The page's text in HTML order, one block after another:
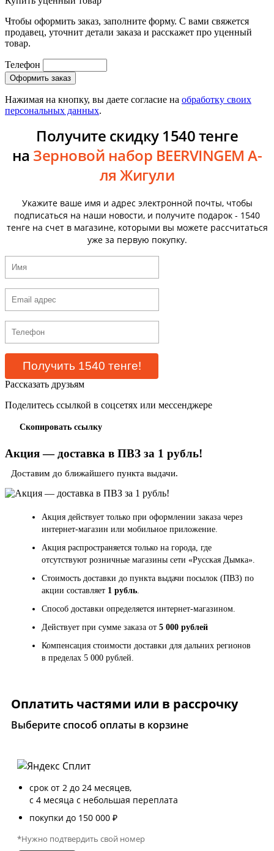
Чтобы оформить заказ, заполните форму. С вами свяжется
продавец, уточнит детали заказа и расскажет про уценный
товар.
Телефон
Нажимая на кнопку, вы даете согласие на обработку своих
персональных данных.
Получите скидку 1540 тенге
на Зерновой набор BEERVINGEM А-
ля Жигули
Укажите ваше имя и адрес электронной почты, чтобы
подписаться на наши новости, и получите подарок - 1540
тенге на счет в магазине, которыми вы можете рассчитаться
уже за первую покупку.
Рассказать друзьям
Поделитесь ссылкой в соцсетях или мессенджере
Скопировать ссылку
Акция — доставка в ПВЗ за 1 рубль!
Доставим до ближайшего пункта выдачи.
Акция действует только при оформлении заказа через
интернет-магазин или мобильное приложение.
Акция распространяется только на города, где
отсутствуют розничные магазины сети «Русская Дымка».
Стоимость доставки до пункта выдачи посылок (ПВЗ) по
акции составляет 1 рубль.
Способ доставки определяется интернет-магазином.
Действует при сумме заказа от 5 000 рублей
Компенсация стоимости доставки для дальних регионов
в пределах 5 000 рублей.
Оплатить частями или в рассрочку
Выберите способ оплаты в корзине
срок от 2 до 24 месяцев,
с 4 месяца с небольшая переплата
покупки до 150 000 ₽
*Нужно подтвердить свой номер